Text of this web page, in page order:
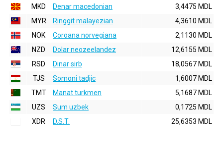
MKD
Denar macedonian
3,4475 MDL
MYR
Ringgit malayezian
4,3610 MDL
NOK
Coroana norvegiana
2,1130 MDL
NZD
Dolar neozeelandez
12,6155 MDL
RSD
Dinar sirb
18,0567 MDL
TJS
Somoni tadjic
1,6007 MDL
TMT
Manat turkmen
5,1687 MDL
UZS
Sum uzbek
0,1725 MDL
XDR
D.S.T. 25,6353 MDL